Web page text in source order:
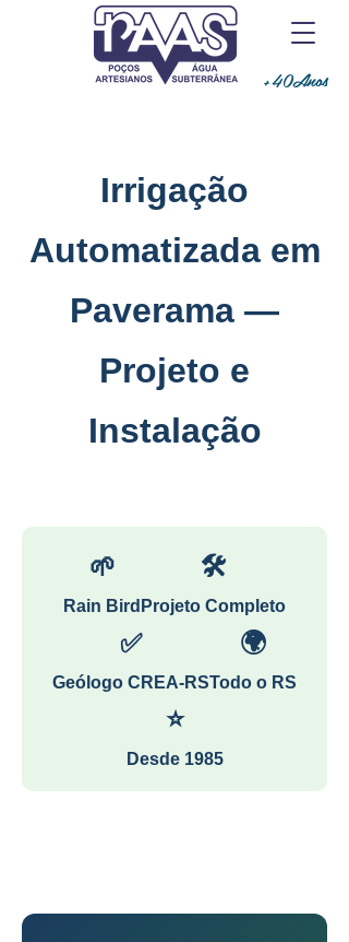
+40Anos
Irrigação
Automatizada em
Paverama —
Projeto e
Instalação
🌱
Rain Bird
🛠
Projeto Completo
✅
Geólogo CREA-RS
🌍
Todo o RS
⭐
Desde 1985